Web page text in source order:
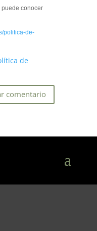
conocer
politica-de-
de